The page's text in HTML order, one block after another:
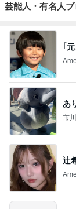
芸能人・有名人
｢
あ
市
辻